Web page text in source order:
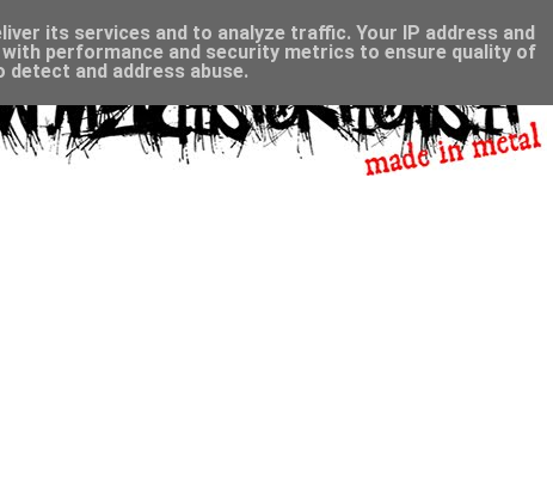
its services and to analyze traffic. Your IP address and
performance and security metrics to ensure quality of
and address abuse.